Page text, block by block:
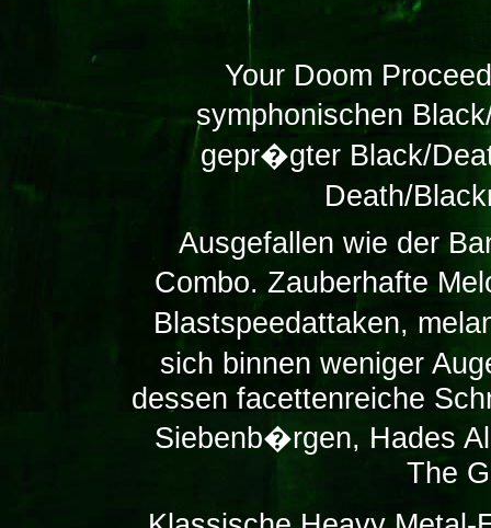
Your Doom
symphonischen
gepr�gter Black/
Death/
Ausgefallen wie der
Combo. Zauberhafte
Blastspeedattaken,
sich binnen weniger
dessen facettenreiche
Siebenb�rgen, Hades
The